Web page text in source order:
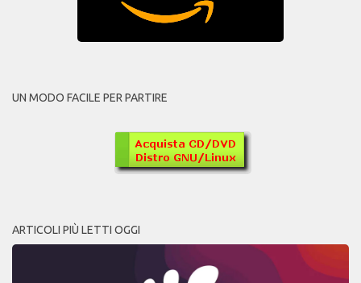
UN MODO FACILE PER PARTIRE
ARTICOLI PIÙ LETTI OGGI